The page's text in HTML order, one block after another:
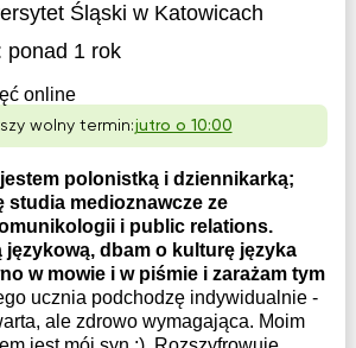
Śląski w Katowicach
ponad 1 rok
online
wolny termin:jutro o 10:00
polonistką i dziennikarką;
studia medioznawcze ze
i public relations.
dbam o kulturę języka
w mowie i w piśmie i zarażam tym
ucznia podchodzę indywidualnie -
ale zdrowo wymagająca. Moim